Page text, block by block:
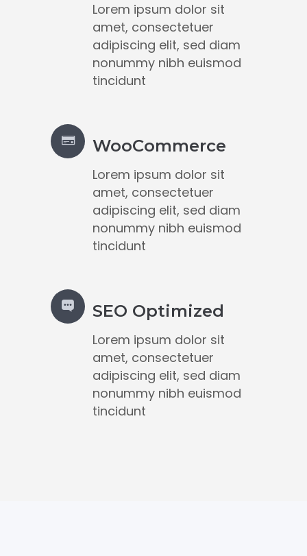
Lorem ipsum dolor sit
amet, consectetuer
adipiscing elit, sed diam
nonummy nibh euismod
tincidunt
WooCommerce
Lorem ipsum dolor sit
amet, consectetuer
adipiscing elit, sed diam
nonummy nibh euismod
tincidunt
SEO Optimized
Lorem ipsum dolor sit
amet, consectetuer
adipiscing elit, sed diam
nonummy nibh euismod
tincidunt